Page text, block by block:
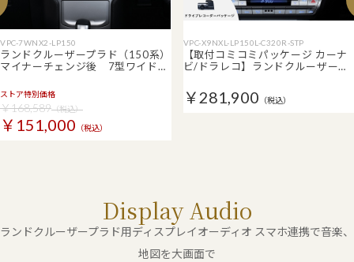
VPC-7WNX2-LP150
ランドクルーザープラド（150系）
マイナーチェンジ後 7型ワイド…
ストア特別価格
￥168,589（税込）
￥151,000 （税込）
VPC-X9NXL-LP150L-C320R-STP
【取付コミコミパッケージ カーナ
ビ/ドラレコ】ランドクルーザー…
￥281,900 （税込）
Display Audio
ランドクルーザープラド用ディスプレイオーディオ スマホ連携で音楽、
地図を大画面で